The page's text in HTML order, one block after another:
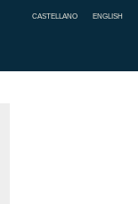
CASTELLANO ENGLISH